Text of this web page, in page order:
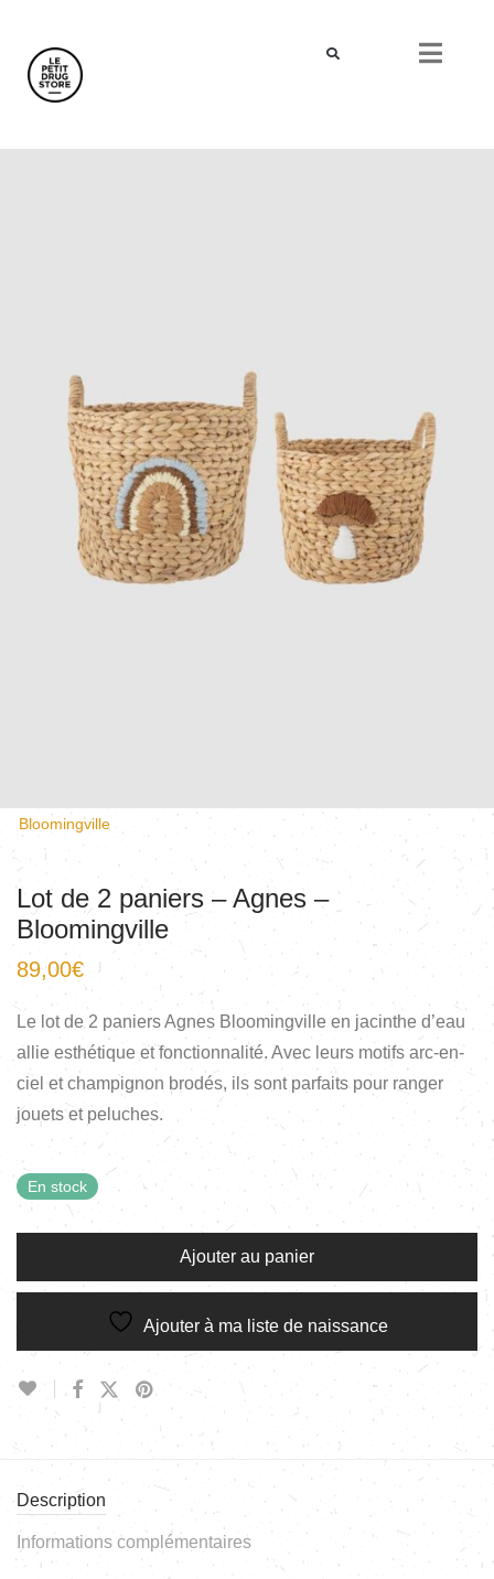
Bloomingville
Lot de 2 paniers – Agnes –
Bloomingville
89,00€
Le lot de 2 paniers Agnes Bloomingville en jacinthe d’eau
allie esthétique et fonctionnalité. Avec leurs motifs arc-en-
ciel et champignon brodés, ils sont parfaits pour ranger
jouets et peluches.
En stock
Ajouter au panier
Ajouter à ma liste de naissance
Description
Informations complémentaires